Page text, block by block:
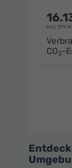
incl. 19%
CO2-